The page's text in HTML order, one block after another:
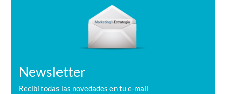
Newsletter
Recibí todas las novedades en tu e-mail